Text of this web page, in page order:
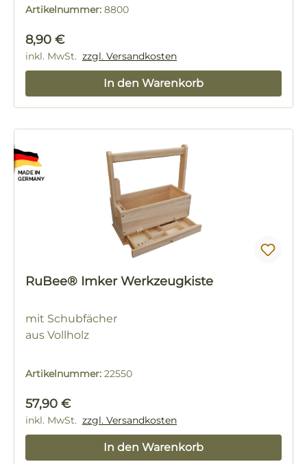
Artikelnummer: 8800
Regulärer Preis:
8,90 €
inkl. MwSt. zzgl. Versandkosten
In den Warenkorb
RuBee® Imker Werkzeugkiste
mit Schubfächer
aus Vollholz
Artikelnummer: 22550
Regulärer Preis:
57,90 €
inkl. MwSt. zzgl. Versandkosten
In den Warenkorb